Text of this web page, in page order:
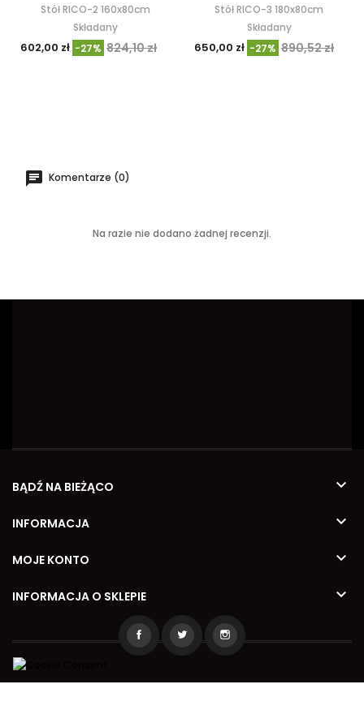
Stół RICO-2 160x80cm
Składany
602,00 zł -27% 824,10 zł
Stół RICO-3 180x80cm
Składany
650,00 zł -27% 890,52 zł
Komentarze (0)
Na razie nie dodano żadnej recenzji.
BĄDŹ NA BIEŻĄCO 
INFORMACJA 
MOJE KONTO 
INFORMACJA O SKLEPIE 